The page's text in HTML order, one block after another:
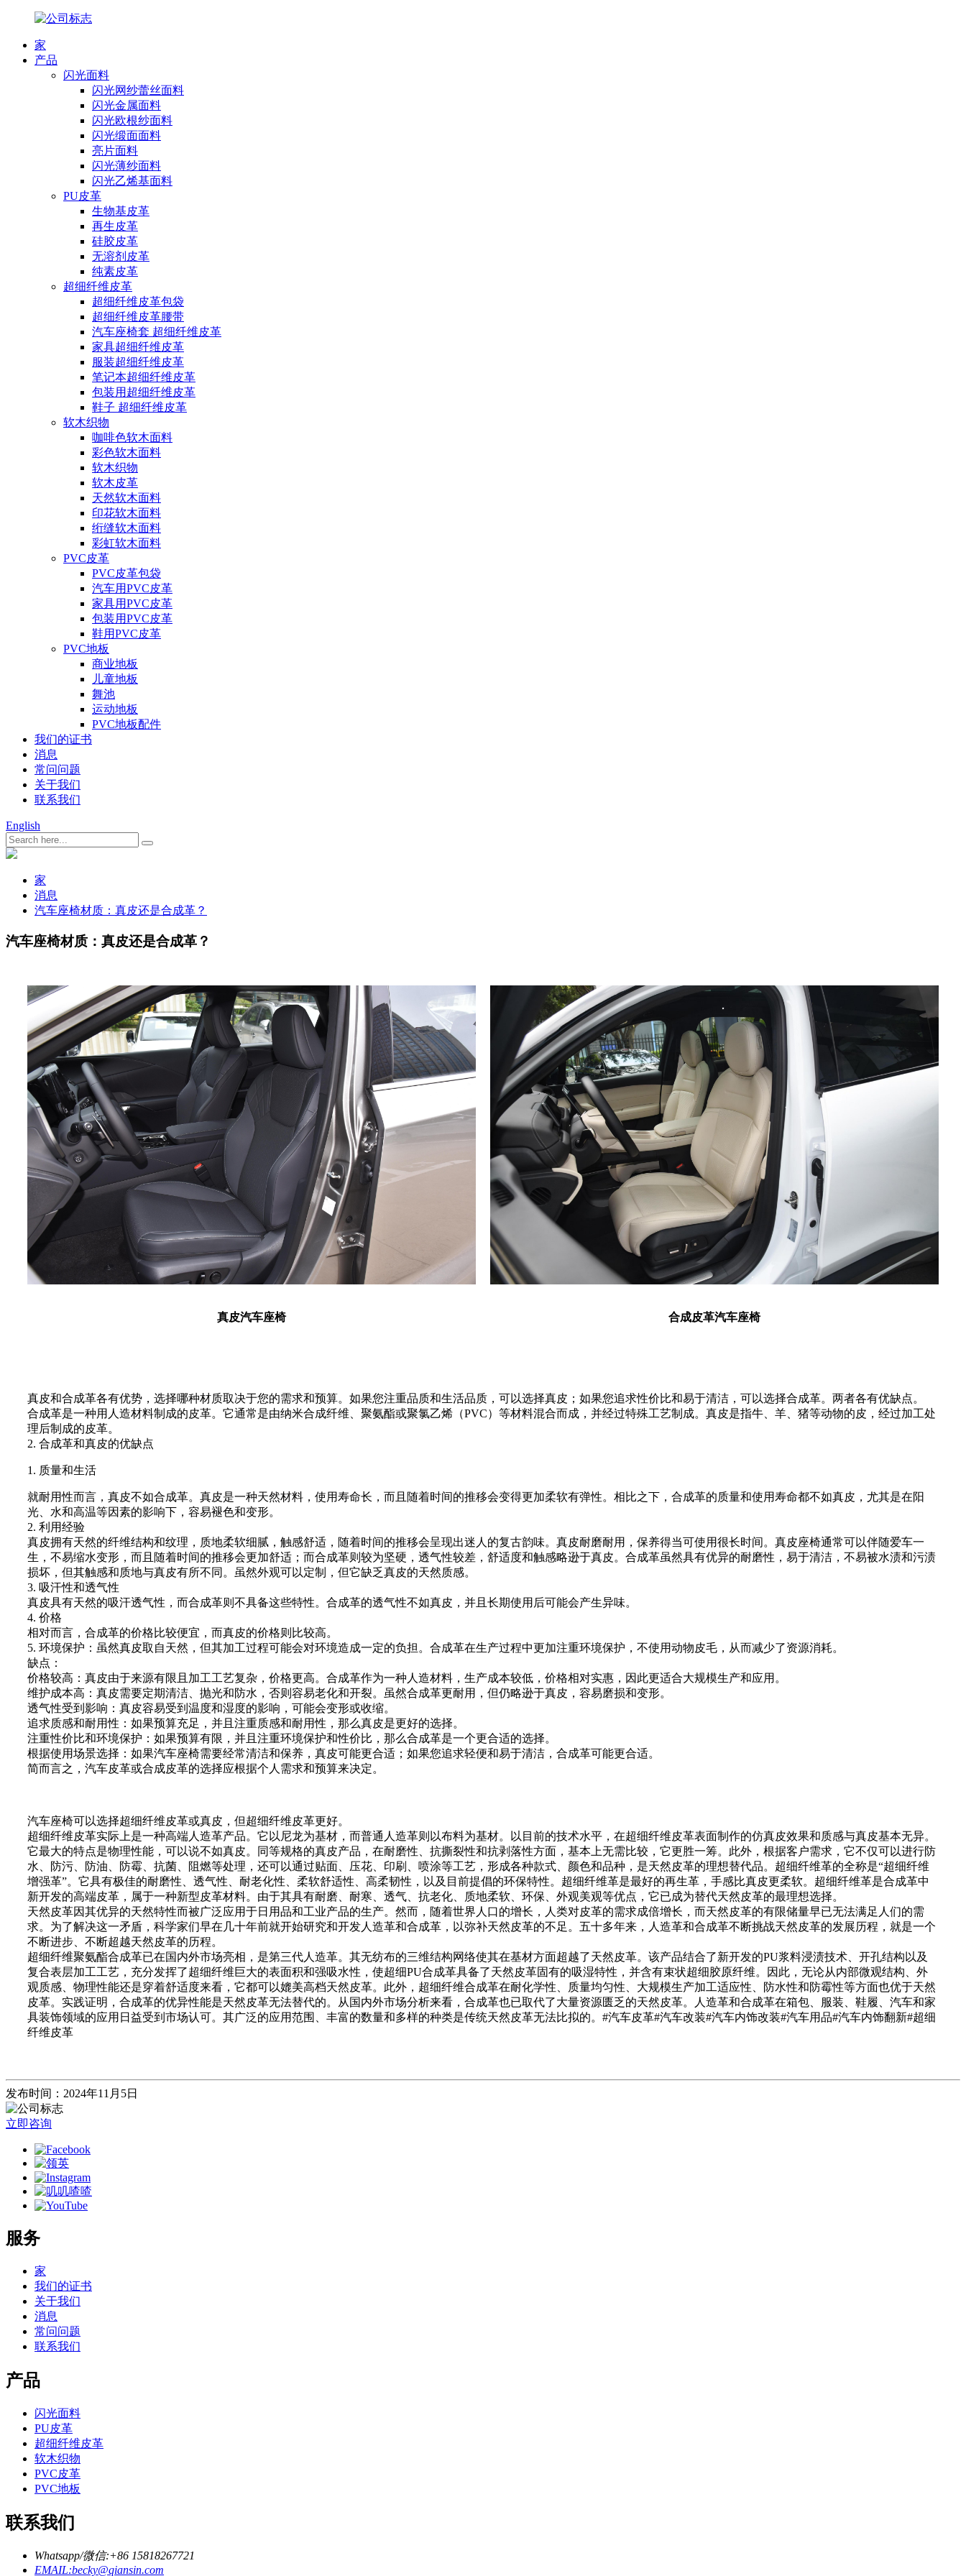
家
产品
闪光面料
闪光网纱蕾丝面料
闪光金属面料
闪光欧根纱面料
闪光缎面面料
亮片面料
闪光薄纱面料
闪光乙烯基面料
PU皮革
生物基皮革
再生皮革
硅胶皮革
无溶剂皮革
纯素皮革
超细纤维皮革
超细纤维皮革包袋
超细纤维皮革腰带
汽车座椅套 超细纤维皮革
家具超细纤维皮革
服装超细纤维皮革
笔记本超细纤维皮革
包装用超细纤维皮革
鞋子 超细纤维皮革
软木织物
咖啡色软木面料
彩色软木面料
软木织物
软木皮革
天然软木面料
印花软木面料
绗缝软木面料
彩虹软木面料
PVC皮革
PVC皮革包袋
汽车用PVC皮革
家具用PVC皮革
包装用PVC皮革
鞋用PVC皮革
PVC地板
商业地板
儿童地板
舞池
运动地板
PVC地板配件
我们的证书
消息
常问问题
关于我们
联系我们
English
家
消息
汽车座椅材质：真皮还是合成革？
汽车座椅材质：真皮还是合成革？
真皮汽车座椅 合成皮革汽车座椅
真皮和合成革各有优势，选择哪种材质取决于您的需求和预算。如果您注重品质和生活品质，可以选择真皮；如果您追求性价比和易于清洁，可以选择合成革。两者各有优缺点。
合成革是一种用人造材料制成的皮革。它通常是由纳米合成纤维、聚氨酯或聚氯乙烯（PVC）等材料混合而成，并经过特殊工艺制成。真皮是指牛、羊、猪等动物的皮，经过加工处
理后制成的皮革。
2. 合成革和真皮的优缺点
1. 质量和生活
就耐用性而言，真皮不如合成革。真皮是一种天然材料，使用寿命长，而且随着时间的推移会变得更加柔软有弹性。相比之下，合成革的质量和使用寿命都不如真皮，尤其是在阳
光、水和高温等因素的影响下，容易褪色和变形。
2. 利用经验
真皮拥有天然的纤维结构和纹理，质地柔软细腻，触感舒适，随着时间的推移会呈现出迷人的复古韵味。真皮耐磨耐用，保养得当可使用很长时间。真皮座椅通常可以伴随爱车一
生，不易缩水变形，而且随着时间的推移会更加舒适；而合成革则较为坚硬，透气性较差，舒适度和触感略逊于真皮。合成革虽然具有优异的耐磨性，易于清洁，不易被水渍和污渍
损坏，但其触感和质地与真皮有所不同。虽然外观可以定制，但它缺乏真皮的天然质感。
3. 吸汗性和透气性
真皮具有天然的吸汗透气性，而合成革则不具备这些特性。合成革的透气性不如真皮，并且长期使用后可能会产生异味。
4. 价格
相对而言，合成革的价格比较便宜，而真皮的价格则比较高。
5. 环境保护：虽然真皮取自天然，但其加工过程可能会对环境造成一定的负担。合成革在生产过程中更加注重环境保护，不使用动物皮毛，从而减少了资源消耗。
缺点：
价格较高：真皮由于来源有限且加工工艺复杂，价格更高。合成革作为一种人造材料，生产成本较低，价格相对实惠，因此更适合大规模生产和应用。
维护成本高：真皮需要定期清洁、抛光和防水，否则容易老化和开裂。虽然合成革更耐用，但仍略逊于真皮，容易磨损和变形。
透气性受到影响：真皮容易受到温度和湿度的影响，可能会变形或收缩。
追求质感和耐用性：如果预算充足，并且注重质感和耐用性，那么真皮是更好的选择。
注重性价比和环境保护：如果预算有限，并且注重环境保护和性价比，那么合成革是一个更合适的选择。
根据使用场景选择：如果汽车座椅需要经常清洁和保养，真皮可能更合适；如果您追求轻便和易于清洁，合成革可能更合适。
简而言之，汽车皮革或合成皮革的选择应根据个人需求和预算来决定。
汽车座椅可以选择超细纤维皮革或真皮，但超细纤维皮革更好。
超细纤维皮革实际上是一种高端人造革产品。它以尼龙为基材，而普通人造革则以布料为基材。以目前的技术水平，在超细纤维皮革表面制作的仿真皮效果和质感与真皮基本无异。
它最大的特点是物理性能，可以说不如真皮。同等规格的真皮产品，在耐磨性、抗撕裂性和抗剥落性方面，基本上无需比较，它更胜一筹。此外，根据客户需求，它不仅可以进行防
水、防污、防油、防霉、抗菌、阻燃等处理，还可以通过贴面、压花、印刷、喷涂等工艺，形成各种款式、颜色和品种，是天然皮革的理想替代品。超细纤维革的全称是“超细纤维
增强革”。它具有极佳的耐磨性、透气性、耐老化性、柔软舒适性、高柔韧性，以及目前提倡的环保特性。超细纤维革是最好的再生革，手感比真皮更柔软。超细纤维革是合成革中
新开发的高端皮革，属于一种新型皮革材料。由于其具有耐磨、耐寒、透气、抗老化、质地柔软、环保、外观美观等优点，它已成为替代天然皮革的最理想选择。
天然皮革因其优异的天然特性而被广泛应用于日用品和工业产品的生产。然而，随着世界人口的增长，人类对皮革的需求成倍增长，而天然皮革的有限储量早已无法满足人们的需
求。为了解决这一矛盾，科学家们早在几十年前就开始研究和开发人造革和合成革，以弥补天然皮革的不足。五十多年来，人造革和合成革不断挑战天然皮革的发展历程，就是一个
不断进步、不断超越天然皮革的历程。
超细纤维聚氨酯合成革已在国内外市场亮相，是第三代人造革。其无纺布的三维结构网络使其在基材方面超越了天然皮革。该产品结合了新开发的PU浆料浸渍技术、开孔结构以及
复合表层加工工艺，充分发挥了超细纤维巨大的表面积和强吸水性，使超细PU合成革具备了天然皮革固有的吸湿特性，并含有束状超细胶原纤维。因此，无论从内部微观结构、外
观质感、物理性能还是穿着舒适度来看，它都可以媲美高档天然皮革。此外，超细纤维合成革在耐化学性、质量均匀性、大规模生产加工适应性、防水性和防霉性等方面也优于天然
皮革。实践证明，合成革的优异性能是天然皮革无法替代的。从国内外市场分析来看，合成革也已取代了大量资源匮乏的天然皮革。人造革和合成革在箱包、服装、鞋履、汽车和家
具装饰领域的应用日益受到市场认可。其广泛的应用范围、丰富的数量和多样的种类是传统天然皮革无法比拟的。#汽车皮革#汽车改装#汽车内饰改装#汽车用品#汽车内饰翻新#超细
纤维皮革
发布时间：2024年11月5日
立即咨询
服务
家
我们的证书
关于我们
消息
常问问题
联系我们
产品
闪光面料
PU皮革
超细纤维皮革
软木织物
PVC皮革
PVC地板
联系我们
Whatsapp/微信:+86 15818267721
EMAIL:becky@qiansin.com